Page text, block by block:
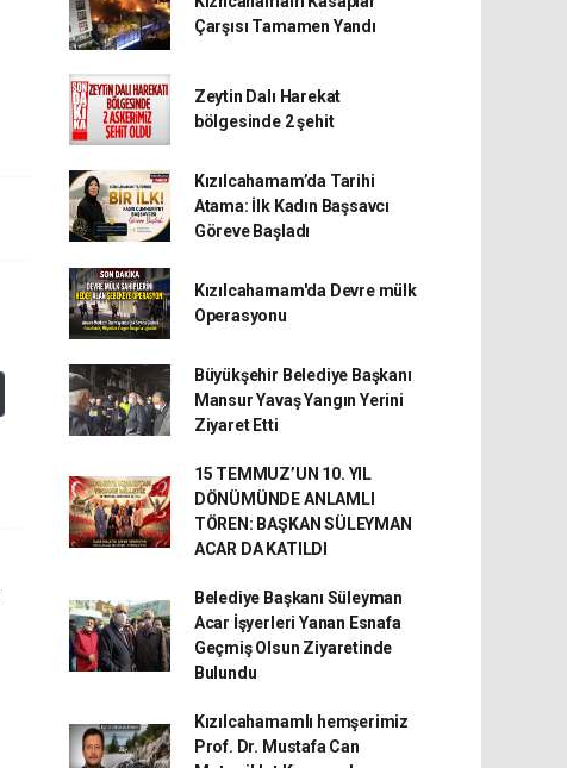
Çarşısı Tamamen Yandı
Zeytin Dalı Harekat
bölgesinde 2 şehit
Kızılcahamam’da Tarihi
Atama: İlk Kadın Başsavcı
Göreve Başladı
Kızılcahamam'da Devre mülk
Operasyonu
Büyükşehir Belediye Başkanı
Mansur Yavaş Yangın Yerini
Ziyaret Etti
15 TEMMUZ’UN 10. YIL
DÖNÜMÜNDE ANLAMLI
TÖREN: BAŞKAN SÜLEYMAN
ACAR DA KATILDI
Belediye Başkanı Süleyman
Acar İşyerleri Yanan Esnafa
Geçmiş Olsun Ziyaretinde
Bulundu
Kızılcahamamlı hemşerimiz
Prof. Dr. Mustafa Can